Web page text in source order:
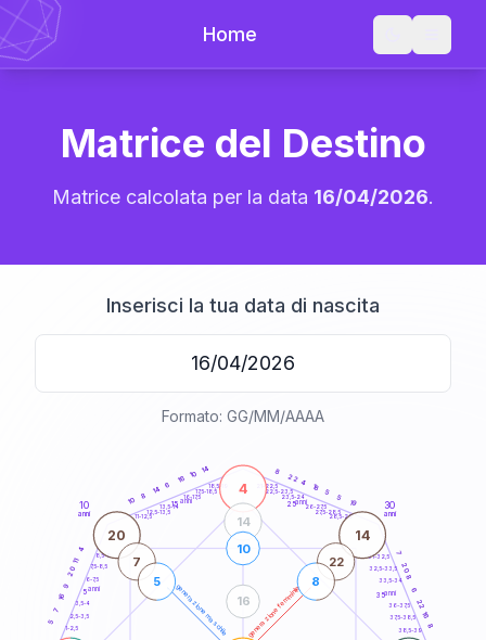
Home
Matrice del Destino
Matrice calcolata per la data 16/04/2026.
Inserisci la tua data di nascita
Formato: GG/MM/AAAA
generazione maschile generazione femminile
10
anni
30
anni
1-2,5
2,5-3,5
3,5-4
6-7,5
7,5-8,5
8,5-9
11-12,5
12,5-13,5
13,5-14
16-17,5
17,5-18,5
18,5-19
21-22,5
22,5-23,5
23,5-24
26-27,5
27,5-28,5
28,5-29
31-32,5
32,5-33,5
33,5-34
36-37,5
37,5-38,5
38,5-39
5
7
16
9
20
11
4
10
8
14
6
16
10
14 8
22 4
18 5
5
19
7
20
8
6
22
16
8
4
20 14
14
10
16
7
5
22
8
5anni
15 anni 25anni
35anni